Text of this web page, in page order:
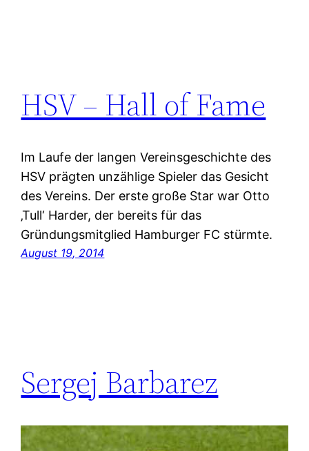
HSV – Hall of Fame
Im Laufe der langen Vereinsgeschichte des
HSV prägten unzählige Spieler das Gesicht
des Vereins. Der erste große Star war Otto
‚Tull‘ Harder, der bereits für das
Gründungsmitglied Hamburger FC stürmte.
August 19, 2014
Sergej Barbarez